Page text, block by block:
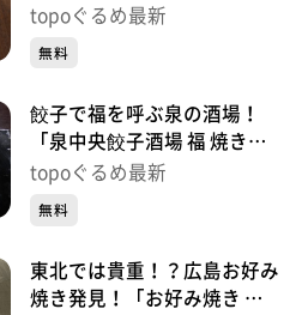
ン」（富谷市三ノ関本木西）
topoぐるめ最新
無料
餃子で福を呼ぶ泉の酒場！
「泉中央餃子酒場 福 焼き鳥
と鶏料理 色鶏々」（泉区泉
topoぐるめ最新
無料
東北では貴重！？広島お好み
焼き発見！「お好み焼き た